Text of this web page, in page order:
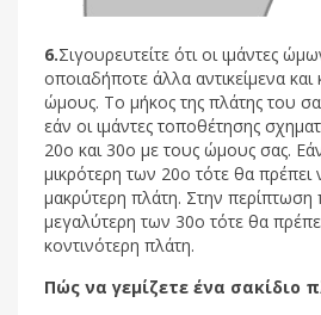
6.Σιγουρευτείτε ότι οι ιμάντες
οποιαδήποτε άλλα αντικείμενα
ώμους. Το μήκος της πλάτης του
εάν οι ιμάντες τοποθέτησης
20ο και 30ο με τους ώμους σας.
μικρότερη των 20­­­ο τότε θα πρέπει
μακρύτερη πλάτη. Στην περίπτωση
μεγαλύτερη των 30ο τότε θα
κοντινότερη πλάτη.
Πώς να γεμίζετε ένα σακίδιο